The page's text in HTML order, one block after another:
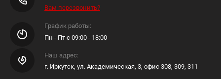
Вам перезвонить?
График работы:
Пн - Пт с 09:00 - 18:00
Наш адрес:
г. Иркутск, ул. Академическая, 3, офис 308, 309, 311